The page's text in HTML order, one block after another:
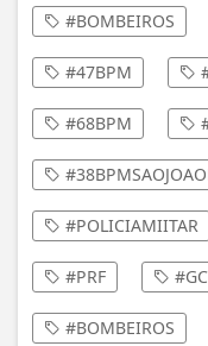
#BOMBEIROS
#47BPM
#68BPM
#POLICIAMIITAR
#PRF
#BOMBEIROS